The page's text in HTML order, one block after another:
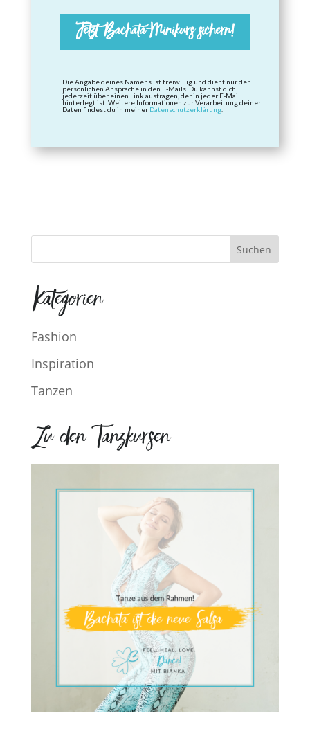
Jetzt Bachata-Minikurs sichern!
Die Angabe deines Namens ist freiwillig und dient nur der
persönlichen Ansprache in den E-Mails. Du kannst dich
jederzeit über einen Link austragen, der in jeder E-Mail
hinterlegt ist. Weitere Informationen zur Verarbeitung deiner
Daten findest du in meiner Datenschutzerklärung.
Kategorien
Fashion
Inspiration
Tanzen
Zu den Tanzkursen